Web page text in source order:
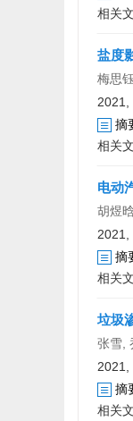
相关
盐度
梅思
摘
相关
电动
胡煜
摘
相关
垃圾
张雪,
摘
相关